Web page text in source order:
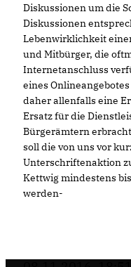
Diskussionen um die
Diskussionen
Lebenwirklichkeit
und Mitbürger, die
Internetanschluss
eines
daher allenfalls eine
Ersatz für die
Bürgerämtern
soll die von uns vor
Unterschriftenaktion
Kettwig mindestens
werden-